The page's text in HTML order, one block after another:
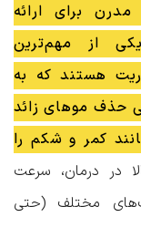
برای ارائه
از مهم‌ترین
هستند که به
حذف موهای زائد
کمر و شکم را
در درمان، سرعت
مختلف (حتی